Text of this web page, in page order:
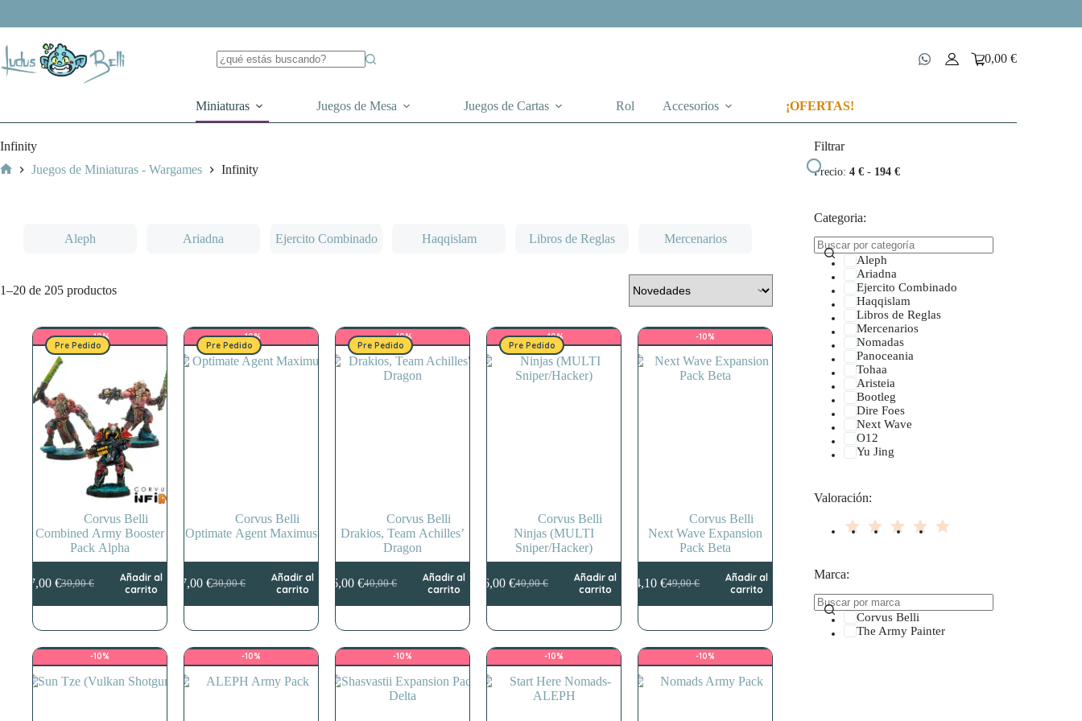
Carro
0,00€
Miniaturas Juegos de Mesa Juegos de Cartas Rol Accesorios ¡OFERTAS!
Infinity
Juegos de Miniaturas - Wargames Infinity
Aleph Ariadna Ejercito Combinado Haqqislam Libros de Reglas Mercenarios Nomadas Panoceania
1–20 de 205 productosOrdenado
últimos
Pre Pedido
-10%
Corvus Belli
Combined Army Booster
Pack Alpha
30,00€
El
precio
era:
30,00 €.
27,00 €El
precio
es:
27,00 €.
Añadir al
carrito
Pre Pedido
-10%
Corvus Belli
Optimate Agent Maximus
30,00€
El
precio
era:
30,00 €.
27,00€El
precio
es:
27,00 €.
Añadir al
carrito
Pre Pedido
-10%
Corvus Belli
Drakios, Team Achilles’
Dragon
40,00€
El
precio
era:
40,00 €.
36,00€El
precio
es:
36,00 €.
Añadir al
carrito
Pre Pedido
-10%
Corvus Belli
Ninjas (MULTI
Sniper/Hacker)
40,00€
El
precio
era:
40,00 €.
36,00€El
precio
es:
36,00 €.
Añadir al
carrito
-10%
Corvus Belli
Next Wave Expansion
Pack Beta
49,00€
El
precio
era:
49,00 €.
44,10€El
precio
es:
44,10 €.
Añadir al
carrito
-10% -10% -10% -10% -10%
Filtrar
Precio: 4 €- 194 €
Categoria:
Aleph
Ariadna
Ejercito Combinado
Haqqislam
Libros de Reglas
Mercenarios
Nomadas
Panoceania
Tohaa
Aristeia
Bootleg
Dire Foes
Next Wave
O12
Yu Jing
Valoración:
Marca:
Corvus Belli
The Army Painter